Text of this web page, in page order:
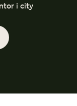
i city